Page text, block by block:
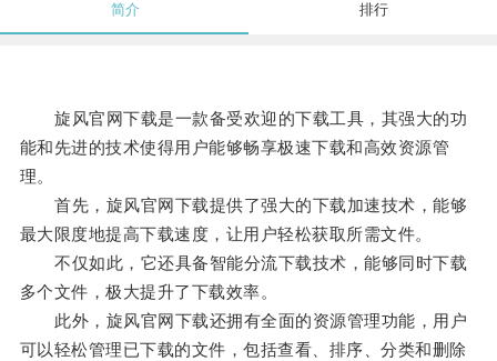
简介 排行
旋风官网下载是一款备受欢迎的下载工具，其强大的功
能和先进的技术使得用户能够畅享极速下载和高效资源管
理。
首先，旋风官网下载提供了强大的下载加速技术，能够
最大限度地提高下载速度，让用户轻松获取所需文件。
不仅如此，它还具备智能分流下载技术，能够同时下载
多个文件，极大提升了下载效率。
此外，旋风官网下载还拥有全面的资源管理功能，用户
可以轻松管理已下载的文件，包括查看、排序、分类和删除